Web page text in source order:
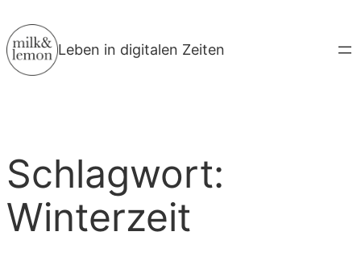
Inhalt
springen
Leben in digitalen Zeiten
Schlagwort:
Winterzeit